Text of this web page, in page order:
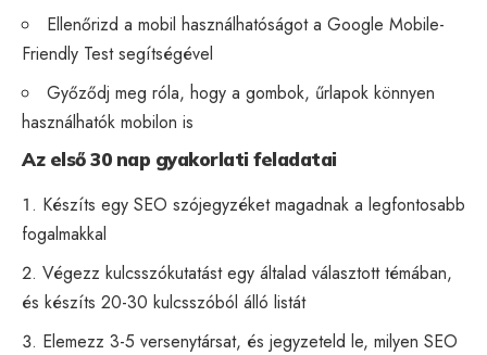
Ellenőrizd a mobil használhatóságot a Google Mobile-
Friendly Test segítségével
Győződj meg róla, hogy a gombok, űrlapok könnyen
használhatók mobilon is
Az első 30 nap gyakorlati feladatai
Készíts egy SEO szójegyzéket magadnak a legfontosabb
fogalmakkal
Végezz kulcsszókutatást egy általad választott témában,
és készíts 20-30 kulcsszóból álló listát
Elemezz 3-5 versenytársat, és jegyzeteld le, milyen SEO